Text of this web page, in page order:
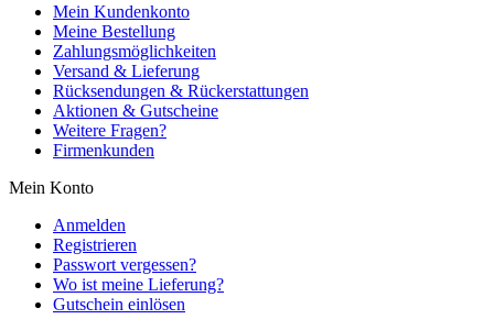
Mein Kundenkonto
Meine Bestellung
Zahlungsmöglichkeiten
Versand & Lieferung
Rücksendungen & Rückerstattungen
Aktionen & Gutscheine
Weitere Fragen?
Firmenkunden
Mein Konto
Anmelden
Registrieren
Passwort vergessen?
Wo ist meine Lieferung?
Gutschein einlösen